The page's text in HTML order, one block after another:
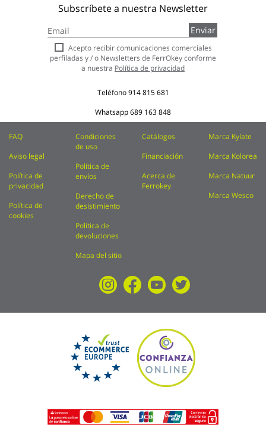
Subscríbete a nuestra Newsletter
a
nuestro
boletín
de
Enviar
Acepto recibir comunicaciones comerciales
perfiladas y / o Newsletters de FerrOkey conforme
a nuestra Política de privacidad
Teléfono914 815 681
Whatsapp689 163 848
FAQ
Aviso legal
Política de
privacidad
Política de
cookies
Condiciones
de uso
Política de
envíos
Derecho de
desistimiento
Política de
devoluciones
Mapa del sitio
Catálogos
Financiación
Acerca de
Ferrokey
Marca Kylate
Marca Kolorea
Marca Natuur
Marca Wesco